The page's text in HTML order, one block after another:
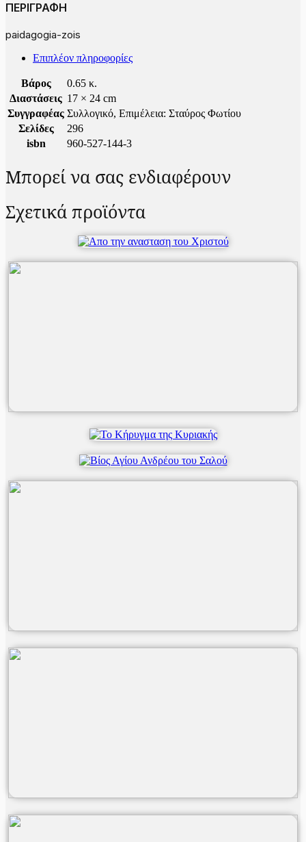
ΠΕΡΙΓΡΑΦΗ
paidagogia-zois
Επιπλέον πληροφορίες
Βάρος
0.65 κ.
Διαστάσεις 17 × 24 cm
Συγγραφέας Συλλογικό, Επιμέλεια: Σταύρος Φωτίου
Σελίδες
296
isbn
960-527-144-3
Μπορεί να σας ενδιαφέρουν
Σχετικά προϊόντα